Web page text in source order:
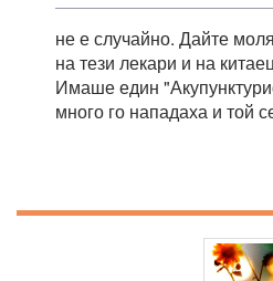
не е случайно. Дайте
на тези лекари и на
Имаше един
много го нападаха и той